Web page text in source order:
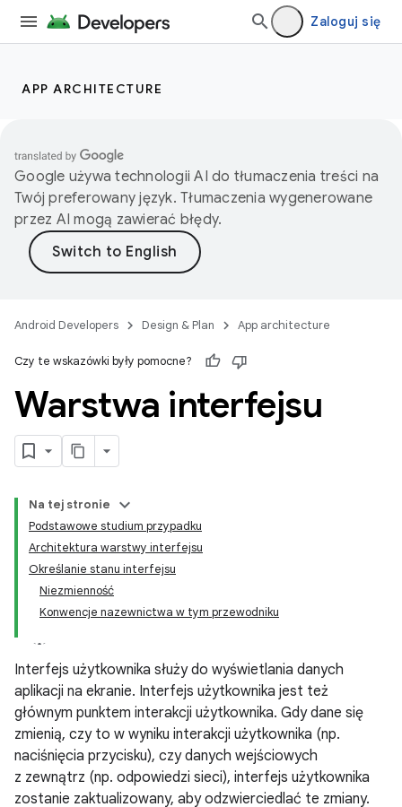
Zaloguj się
APP ARCHITECTURE
Google używa technologii AI do tłumaczenia treści na
Twój preferowany język. Tłumaczenia wygenerowane
przez AI mogą zawierać błędy.
Android Developers Design & Plan App architecture
Czy te wskazówki były pomocne?
Warstwa interfejsu
Na tej stronie
Podstawowe studium przypadku
Architektura warstwy interfejsu
Określanie stanu interfejsu
Niezmienność
Konwencje nazewnictwa w tym przewodniku
Interfejs użytkownika służy do wyświetlania danych
aplikacji na ekranie. Interfejs użytkownika jest też
głównym punktem interakcji użytkownika. Gdy dane się
zmienią, czy to w wyniku interakcji użytkownika (np.
naciśnięcia przycisku), czy danych wejściowych
z zewnątrz (np. odpowiedzi sieci), interfejs użytkownika
zostanie zaktualizowany, aby odzwierciedlać te zmiany.